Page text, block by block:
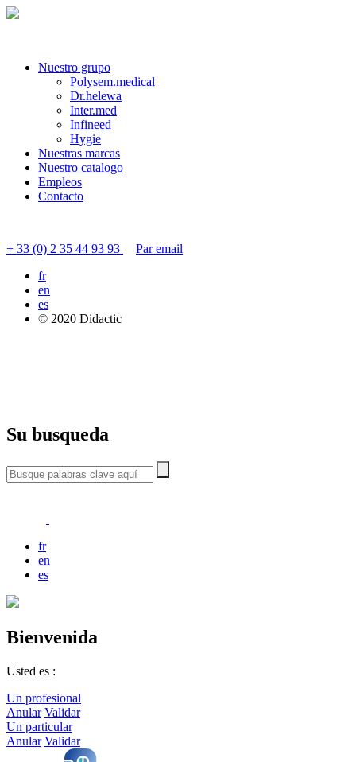
Nuestro grupo
Polysem.medical
Dr.helewa
Inter.med
Infineed
Hygie
Nuestras marcas
Nuestro catalogo
Empleos
Contacto
+ 33 (0) 2 35 44 93 93
Par email
fr
en
es
© 2020 Didactic
Su busqueda
fr
en
es
Bienvenida
Usted es :
Un profesional
Anular Validar
Un particular
Anular Validar